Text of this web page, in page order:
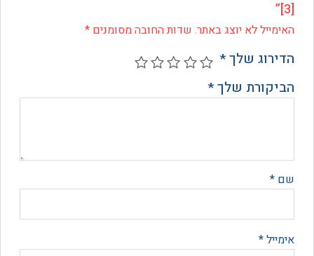
לא יוצג באתר.שדות החובה מסומנים*
שלך*
שלך*